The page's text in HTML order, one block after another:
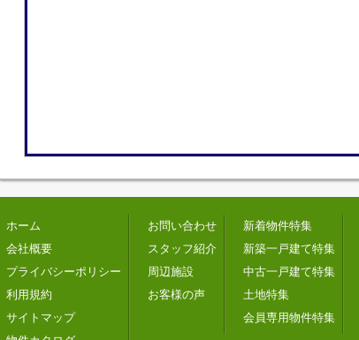
ホーム
会社概要
プライバシーポリシー
利用規約
サイトマップ
お問い合わせ
スタッフ紹介
周辺施設
お客様の声
新着物件特集
新築一戸建て特集
中古一戸建て特集
土地特集
会員専用物件特集